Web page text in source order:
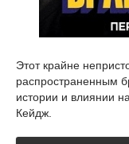
Этот крайне
распространенным
истории и влиянии
Кейдж.